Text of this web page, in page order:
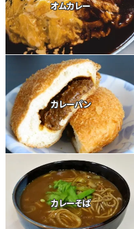
オムカレー
カレーパン
カレーそば